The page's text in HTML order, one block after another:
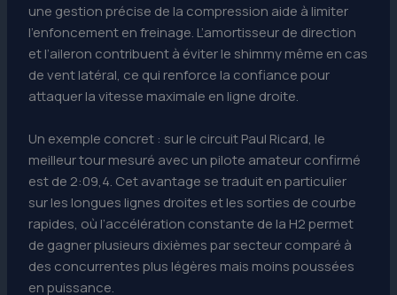
une gestion précise de la compression aide à limiter
l’enfoncement en freinage. L’amortisseur de direction
et l’aileron contribuent à éviter le shimmy même en cas
de vent latéral, ce qui renforce la confiance pour
attaquer la vitesse maximale en ligne droite.
Un exemple concret : sur le circuit Paul Ricard, le
meilleur tour mesuré avec un pilote amateur confirmé
est de 2:09,4. Cet avantage se traduit en particulier
sur les longues lignes droites et les sorties de courbe
rapides, où l’accélération constante de la H2 permet
de gagner plusieurs dixièmes par secteur comparé à
des concurrentes plus légères mais moins poussées
en puissance.